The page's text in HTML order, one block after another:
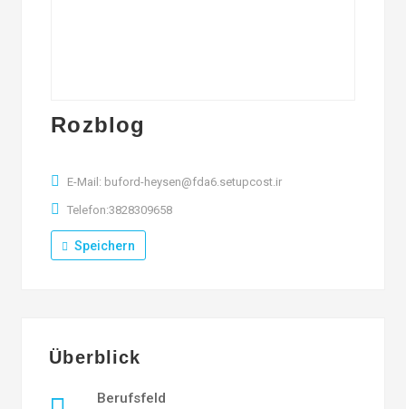
Rozblog
E-Mail: buford-heysen@fda6.setupcost.ir
Telefon:3828309658
Speichern
Überblick
Berufsfeld